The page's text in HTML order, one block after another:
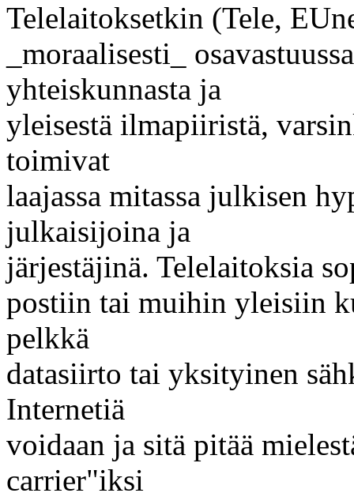
Telelaitoksetkin (Tele,
_moraalisesti_
yhteiskunnasta ja
yleisestä ilmapiiristä,
toimivat
laajassa mitassa julkisen
julkaisijoina ja
järjestäjinä. Telelaitoksia
postiin tai muihin yleisiin
pelkkä
datasiirto tai yksityinen
Internetiä
voidaan ja sitä pitää
carrier"iksi